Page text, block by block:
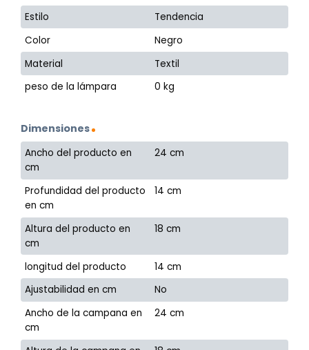
Estilo
Tendencia
Color
Negro
Material
Textil
peso de la lámpara
0 kg
Dimensiones
Ancho del producto en
cm
24 cm
Profundidad del producto
en cm
14 cm
Altura del producto en
cm
18 cm
longitud del producto
14 cm
Ajustabilidad en cm
No
Ancho de la campana en
cm
24 cm